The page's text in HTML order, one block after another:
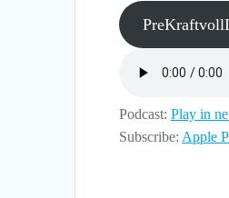
Podcast:Play in
Subscribe: Apple